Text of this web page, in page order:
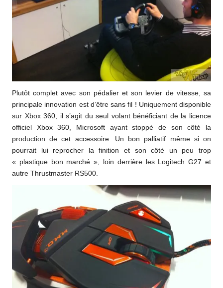
Plutôt complet avec son pédalier et son levier de vitesse, sa
principale innovation est d’être sans fil ! Uniquement disponible
sur Xbox 360, il s’agit du seul volant bénéficiant de la licence
officiel Xbox 360, Microsoft ayant stoppé de son côté la
production de cet accessoire. Un bon palliatif même si on
pourrait lui reprocher la finition et son côté un peu trop
« plastique bon marché », loin derrière les Logitech G27 et
autre Thrustmaster RS500.